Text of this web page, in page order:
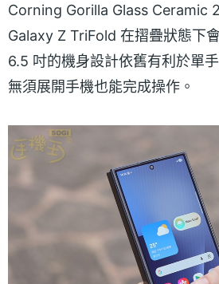
Corning Gorilla Glass Ceramic
Galaxy Z TriFold 在摺疊狀態下
6.5 吋的機身設計依舊有利於單
無須展開手機也能完成操作。